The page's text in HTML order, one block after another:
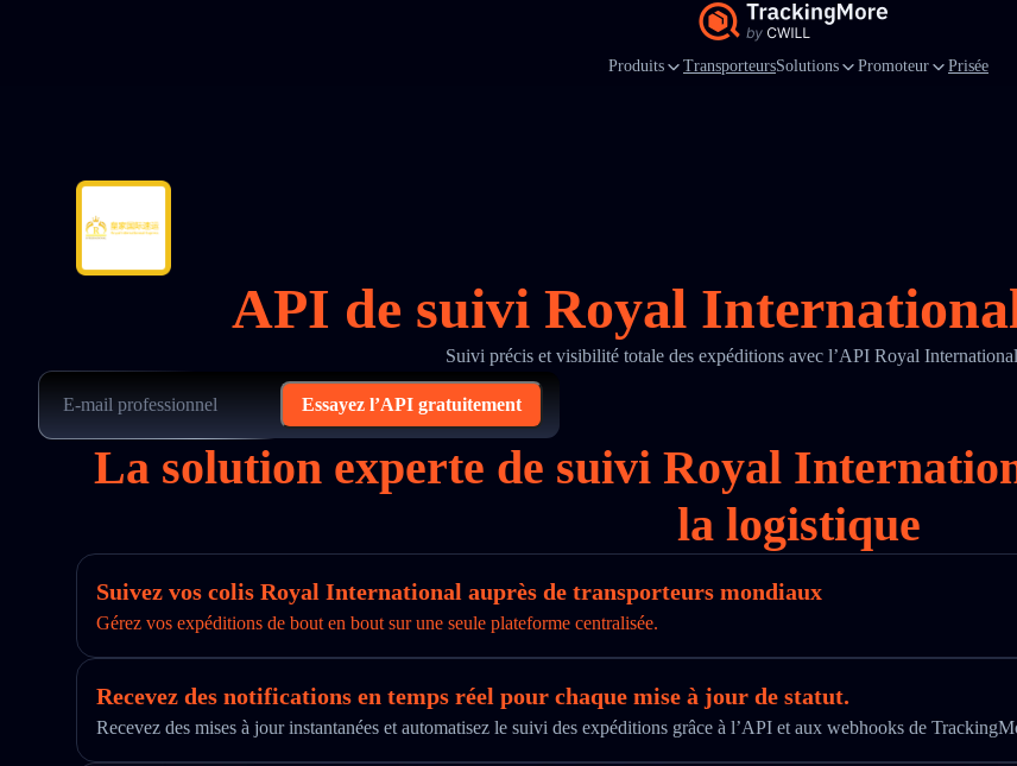
Produits TransporteursSolutions Promoteur Prisée
API de suivi Royal
Suivi précis et visibilité totale des expéditions avec l’API Royal
Essayez l’API gratuitement
La solution experte de suivi Royal
la logistique
Suivez vos colis Royal International auprès de transporteurs mondiaux
Gérez vos expéditions de bout en bout sur une seule plateforme centralisée.
Recevez des notifications en temps réel pour chaque mise à jour de statut.
Recevez des mises à jour instantanées et automatisez le suivi des expéditions grâce à l’API et aux webhooks de